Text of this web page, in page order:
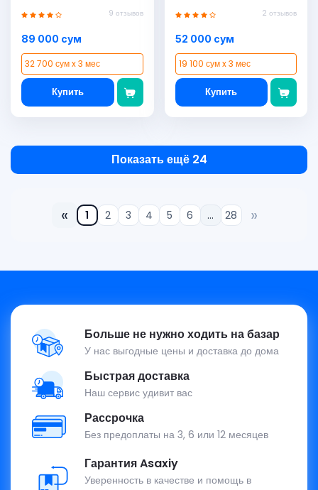
9 отзывов
89 000 сум
32 700 сум x 3 мес
Купить
2 отзывов
52 000 сум
19 100 сум x 3 мес
Купить
Показать ещё 24
« 1 2 3 4 5 6 … 28 »
Больше не нужно ходить на базар
У нас выгодные цены и доставка до дома
Быстрая доставка
Наш сервис удивит вас
Рассрочка
Без предоплаты на 3, 6 или 12 месяцев
Гарантия Asaxiy
Уверенность в качестве и помощь в